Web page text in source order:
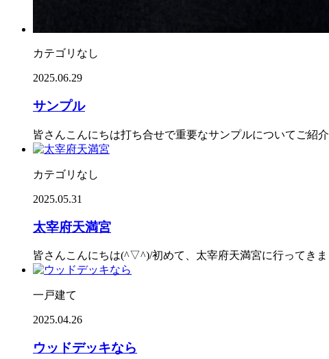
カテゴリなし
2025.06.29
サンプル
皆さんこんにちは打ち合せで重要なサンプルについてご紹
カテゴリなし
2025.05.31
太宰府天満宮
皆さんこんにちは(^▽^)/初めて、太宰府天満宮に行ってき
一戸建て
2025.04.26
ウッドデッキなら